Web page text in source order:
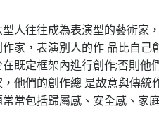
人往往成為表演型的藝術家
家，表演別人的作 品比自
既定框架內進行創作;否則
他們的創作總 是故意與傳
常包括歸屬感、安全感、家